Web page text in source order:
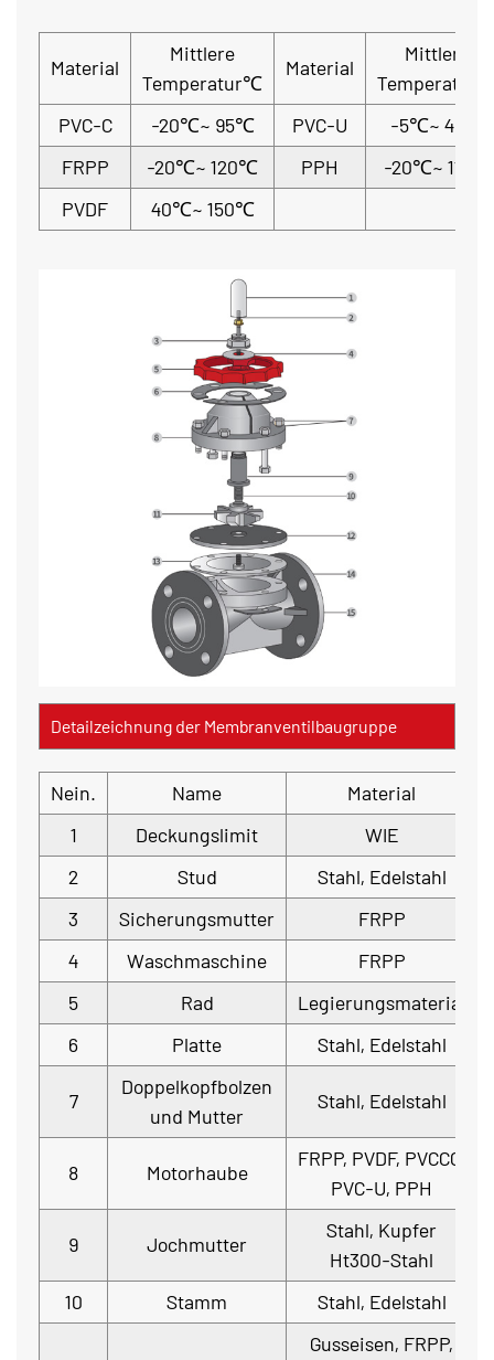
Material
Mittlere
Temperatur℃
Material
Mittlere
PVC-C
-20℃~ 95℃ PVC-U
-5℃~ 45℃
FRPP
-20℃~ 120℃ PPH
-20℃~ 110℃
PVDF
40℃~ 150℃
Detailzeichnung der Membranventilbaugruppe
Nein. Name
Material
1
Deckungslimit
WIE
2
Stud
Stahl, Edelstahl
3
Sicherungsmutter
FRPP
4
Waschmaschine
FRPP
5
Rad
Legierungsmaterial
6
Platte Stahl, Edelstahl
7
Doppelkopfbolzen
und Mutter
Stahl, Edelstahl
8 Motorhaube
FRPP, PVDF, PVCCC,
PVC-U, PPH
9 Jochmutter
Stahl, Kupfer
Ht300-Stahl
10
Stamm Stahl, Edelstahl
Gusseisen, FRPP,